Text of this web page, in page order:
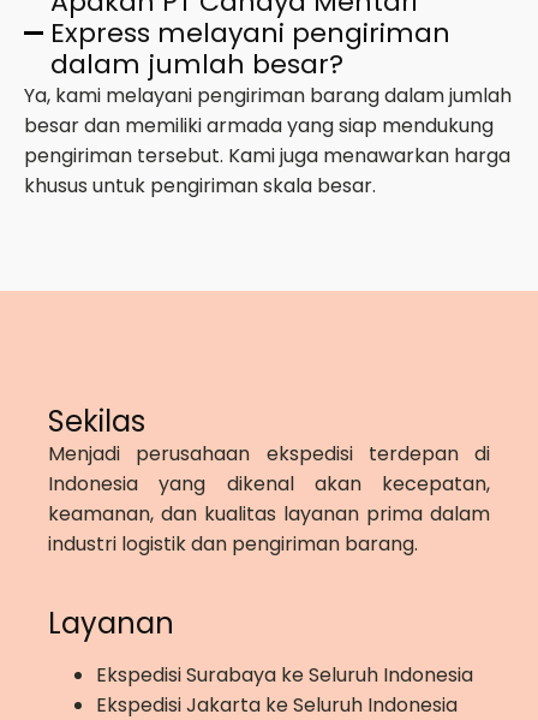
Express melayani pengiriman
dalam jumlah besar?
Ya, kami melayani pengiriman barang dalam jumlah
besar dan memiliki armada yang siap mendukung
pengiriman tersebut. Kami juga menawarkan harga
khusus untuk pengiriman skala besar.
Sekilas
Menjadi perusahaan ekspedisi terdepan di
Indonesia yang dikenal akan kecepatan,
keamanan, dan kualitas layanan prima dalam
industri logistik dan pengiriman barang.
Layanan
Ekspedisi Surabaya ke Seluruh Indonesia
Ekspedisi Jakarta ke Seluruh Indonesia